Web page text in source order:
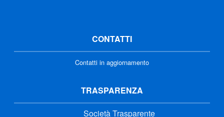
CONTATTI
Contatti in aggiornamento
TRASPARENZA
Società Trasparente